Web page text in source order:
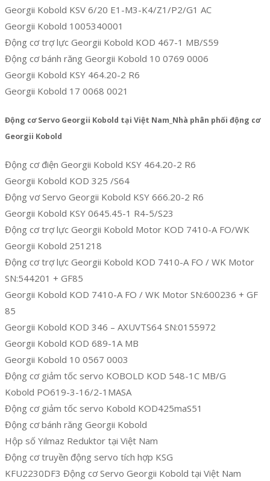
Georgii Kobold KSV 6/20 E1-M3-K4/Z1/P2/G1 AC
Georgii Kobold 1005340001
Động cơ trợ lực Georgii Kobold KOD 467-1 MB/S59
Động cơ bánh răng Georgii Kobold 10 0769 0006
Georgii Kobold KSY 464.20-2 R6
Georgii Kobold 17 0068 0021
Động cơ Servo Georgii Kobold tại Việt Nam_Nhà phân phối động cơ
Georgii Kobold
Động cơ điện Georgii Kobold KSY 464.20-2 R6
Georgii Kobold KOD 325 /S64
Động vơ Servo Georgii Kobold KSY 666.20-2 R6
Georgii Kobold KSY 0645.45-1 R4-5/S23
Động cơ trợ lực Georgii Kobold Motor KOD 7410-A FO/WK
Georgii Kobold 251218
Động cơ trợ lực Georgii Kobold KOD 7410-A FO / WK Motor
SN:544201 + GF85
Georgii Kobold KOD 7410-A FO / WK Motor SN:600236 + GF
85
Georgii Kobold KOD 346 – AXUVTS64 SN:0155972
Georgii Kobold KOD 689-1A MB
Georgii Kobold 10 0567 0003
Động cơ giảm tốc servo KOBOLD KOD 548-1C MB/G
Kobold PO619-3-16/2-1MASA
Động cơ giảm tốc servo Kobold KOD425maS51
Động cơ bánh răng Georgii Kobold
Hộp số Yılmaz Reduktor tại Việt Nam
Động cơ truyền động servo tích hợp KSG
KFU2230DF3 Động cơ Servo Georgii Kobold tại Việt Nam